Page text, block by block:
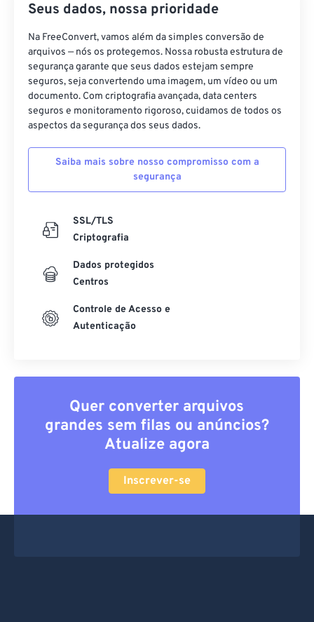
Seus dados, nossa prioridade
Na FreeConvert, vamos além da simples conversão de
arquivos — nós os protegemos. Nossa robusta estrutura de
segurança garante que seus dados estejam sempre
seguros, seja convertendo uma imagem, um vídeo ou um
documento. Com criptografia avançada, data centers
seguros e monitoramento rigoroso, cuidamos de todos os
aspectos da segurança dos seus dados.
Saiba mais sobre nosso compromisso com a
segurança
SSL/TLS
Criptografia
Dados protegidos
Centros
Controle de Acesso e
Autenticação
Quer converter arquivos
grandes sem filas ou anúncios?
Atualize agora
Inscrever-se